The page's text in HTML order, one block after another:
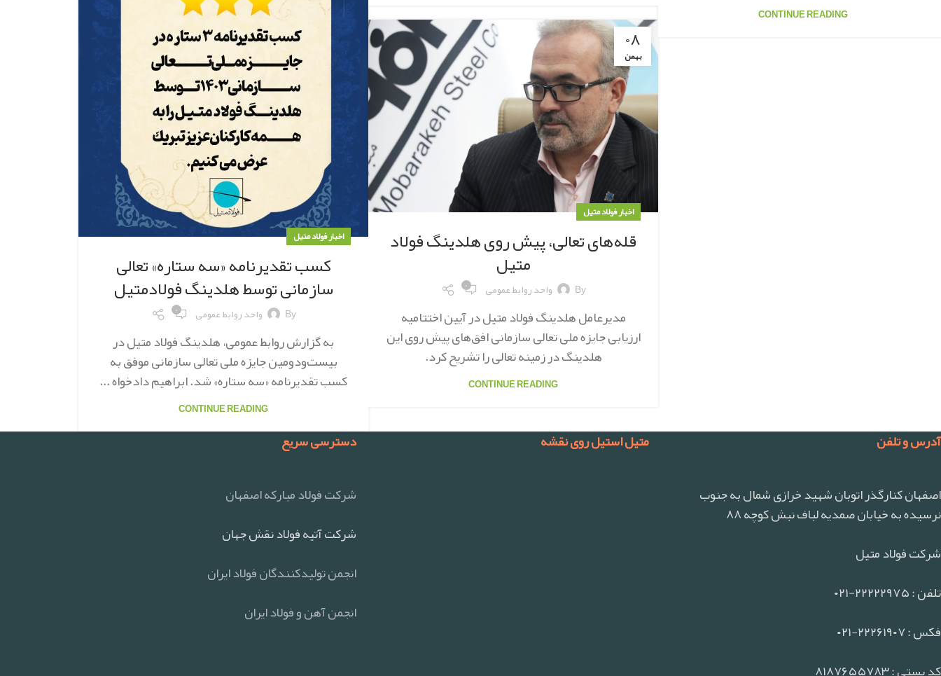
CONTINUE READING
اخبار فولاد متیل
کسب تقدیرنامه «سه ستاره» تعالی
سازمانی توسط هلدینگ فولادمتیل
By واحد روابط عمومی ۰
به گزارش روابط عمومی، هلدینگ فولاد متیل در
بیست‌ودومین جایزه ملی تعالی سازمانی موفق به
کسب تقدیرنامه «سه ستاره» شد. ابراهیم دادخواه ...
CONTINUE READING
۰۸
بهمن
اخبار فولاد متیل
قله‌های تعالی، پیش روی هلدینگ فولاد
متیل
By واحد روابط عمومی ۰
مدیرعامل هلدینگ فولاد متیل در آیین اختتامیه
ارزیابی جایزه ملی تعالی سازمانی افق‌های پیش روی این
هلدینگ در زمینه تعالی را تشریح کرد.
CONTINUE READING
آدرس و تلفن
اصفهان کنارگذر اتوبان شهید خرازی شمال به جنوب
نرسیده به خیابان صمدیه لباف نبش کوچه ۸۸
شرکت فولاد متیل
تلفن : ۲۲۲۲۲۹۷۵-۰۲۱
فکس : ۲۲۲۶۱۹۰۷-۰۲۱
کد پستی : ۸۱۸۷۶۵۵۷۸۳
متیل استیل روی نقشه دسترسی سریع
شرکت فولاد مبارکه اصفهان
شرکت آتیه فولاد نقش جهان
انجمن تولیدکنندگان فولاد ایران
انجمن آهن و فولاد ایران